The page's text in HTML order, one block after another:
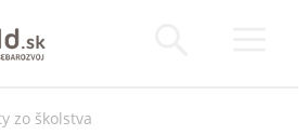
zo školstva